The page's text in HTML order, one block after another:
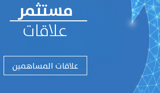
مستثمر
علاقات
علاقات المساهمين